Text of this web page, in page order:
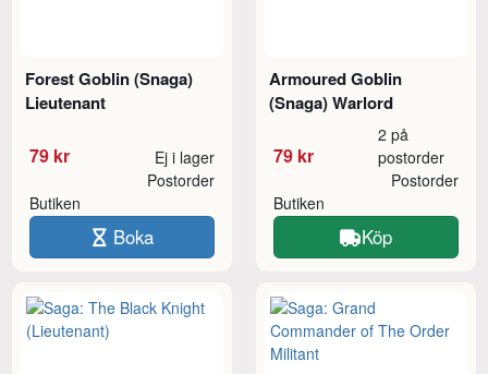
Forest Goblin (Snaga)
Lieutenant
79 kr Ej i lager
Butiken
Postorder
Boka
Armoured Goblin
(Snaga) Warlord
79 kr
2 på
postorder
Butiken
Postorder
Köp